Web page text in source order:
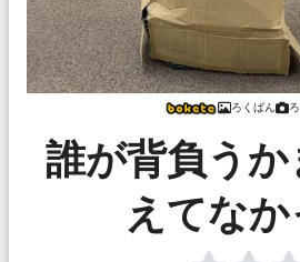
ろくばん
誰が背負う
えてなか